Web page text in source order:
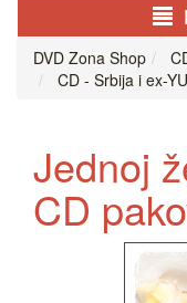
DVD Zona Shop
CD - Srbija i ex-
Jednoj
CD